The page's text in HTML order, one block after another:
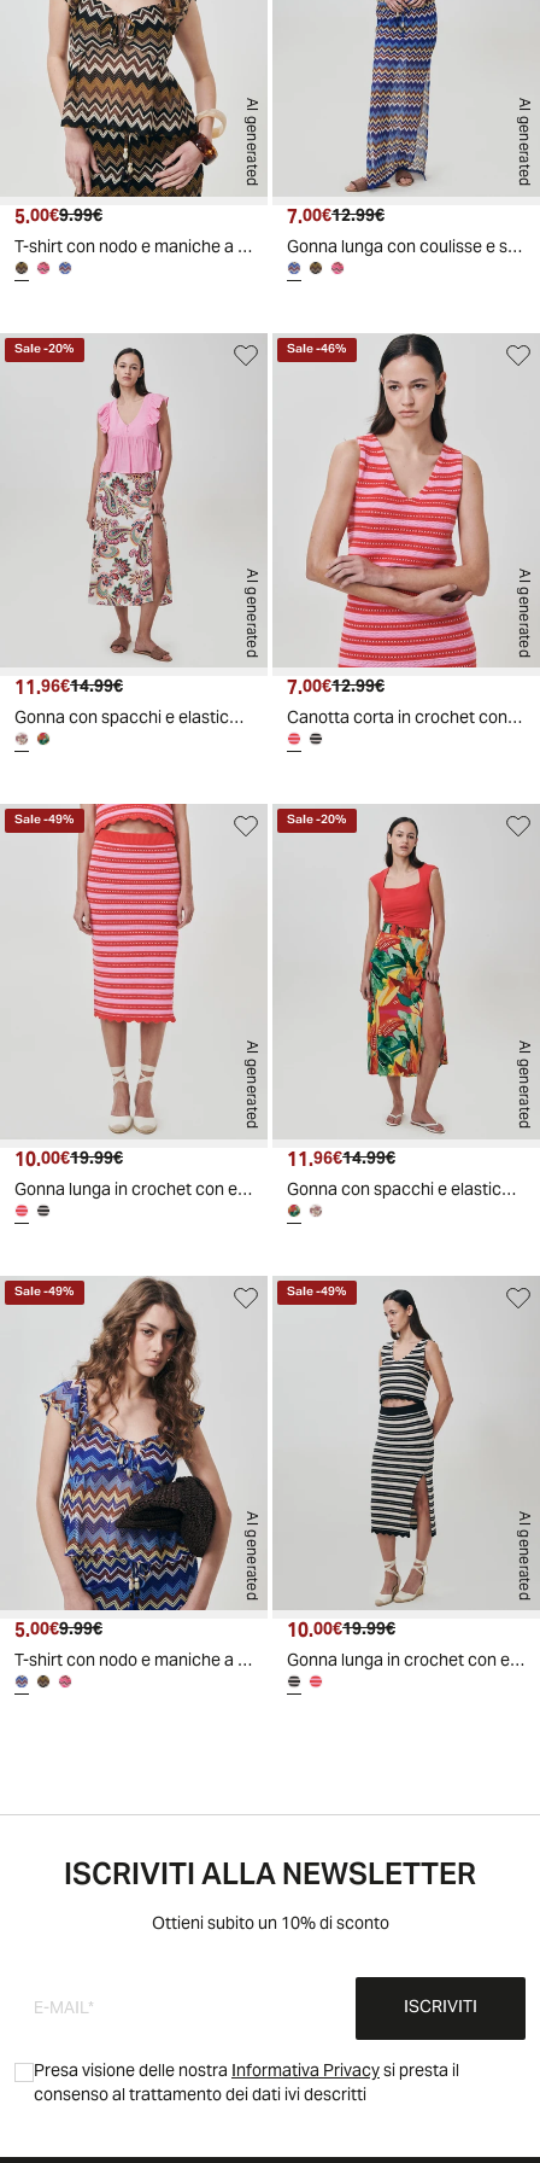
AI generated
Prezzo attuale
5.00€ Prezzo originale
9.99€
T-shirt con nodo e maniche a volant
AI generated
Prezzo attuale
7.00€ Prezzo originale
12.99€
Gonna lunga con coulisse e spacchi laterali
AI generated
Sale-20%
Prezzo attuale
11.96€ Prezzo originale
14.99€
Gonna con spacchi e elastico in vita
AI generated
Sale-46%
Prezzo attuale
7.00€ Prezzo originale
12.99€
Canotta corta in crochet con scollo a V
AI generated
Sale-49%
Prezzo attuale
10.00€ Prezzo originale
19.99€
Gonna lunga in crochet con elastico e spacco
AI generated
Sale-20%
Prezzo attuale
11.96€ Prezzo originale
14.99€
Gonna con spacchi e elastico in vita
AI generated
Sale-49%
Prezzo attuale
5.00€ Prezzo originale
9.99€
T-shirt con nodo e maniche a volant
AI generated
Sale-49%
Prezzo attuale
10.00€ Prezzo originale
19.99€
Gonna lunga in crochet con elastico e spacco
ISCRIVITI ALLA NEWSLETTER
Ottieni subito un 10% di sconto
ISCRIVITI
Presa visione delle nostraInformativa Privacysi presta il
consenso al trattamento dei dati ivi descritti